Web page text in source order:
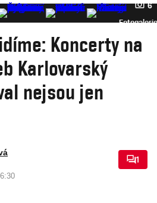
6
Fotogalerie
Koncerty na
Karlovarský
nejsou jen
1